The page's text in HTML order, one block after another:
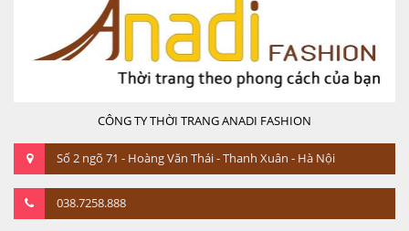
CÔNG TY THỜI TRANG ANADI FASHION
Số 2 ngõ 71 - Hoàng Văn Thái - Thanh Xuân - Hà Nội
038.7258.888